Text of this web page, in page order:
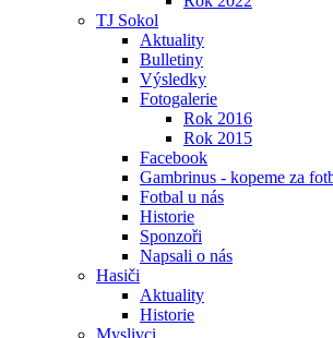
TJ Sokol
Aktuality
Bulletiny
Výsledky
Fotogalerie
Rok 2016
Rok 2015
Facebook
Gambrinus - kopeme za
Fotbal u nás
Historie
Sponzoři
Napsali o nás
Hasiči
Aktuality
Historie
Myslivci